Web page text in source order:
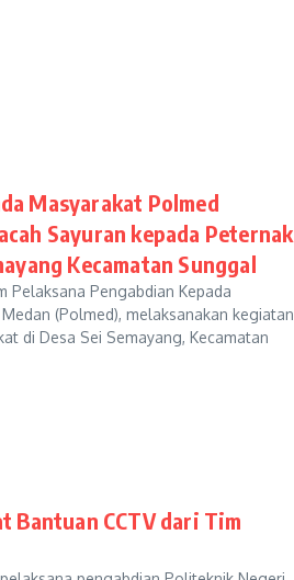
Masyarakat Polmed
Sayuran kepada Peternak
Kecamatan Sunggal
Pelaksana Pengabdian Kepada
(Polmed), melaksanakan kegiatan
di Desa Sei Semayang, Kecamatan
Bantuan CCTV dari Tim